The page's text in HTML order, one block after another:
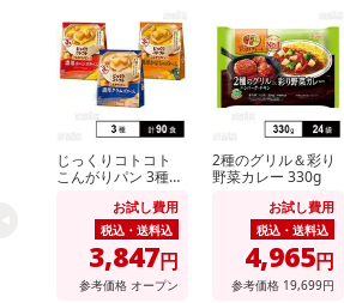
じっくりコトコト
こんがりパン 3種セ
タージュ / 濃厚かぼ
ちゃポタージュ / 濃
厚クラムポタージュ
お試し費用
税込・送料込
3,847円
参考価格 オープン
2種のグリル＆彩り
野菜カレー 330g
お試し費用
税込・送料込
4,965円
参考価格 19,699円